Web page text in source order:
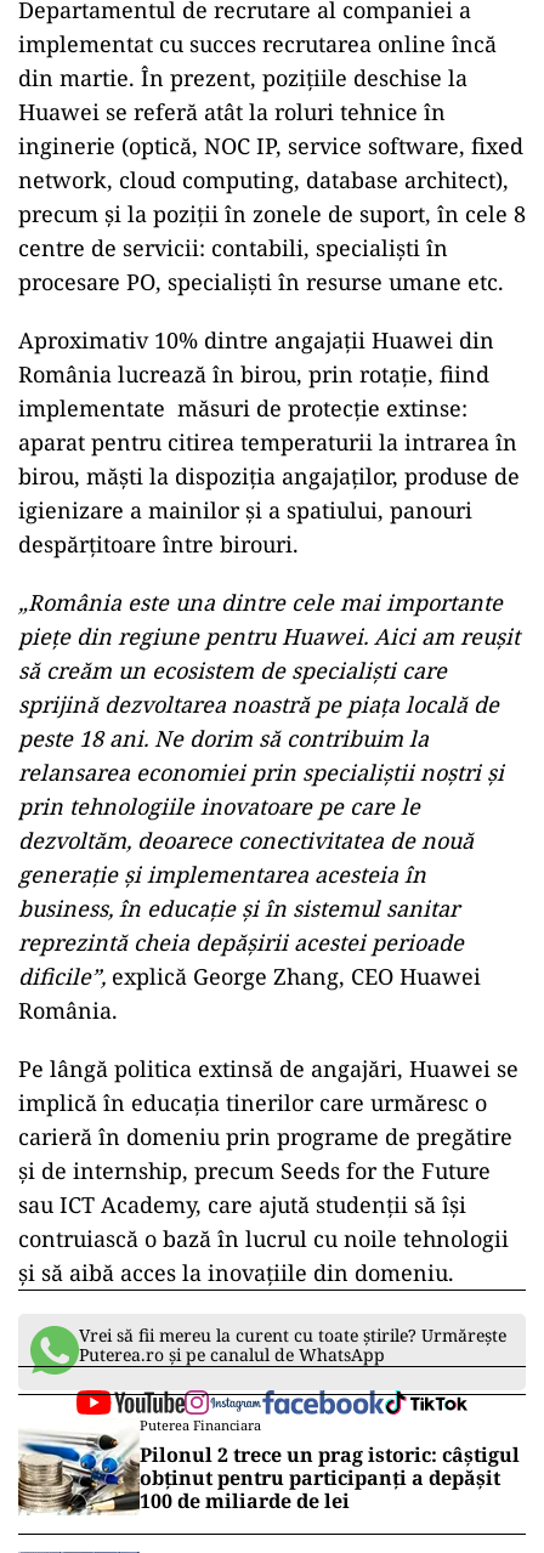
Departamentul de recrutare al companiei a
implementat cu succes recrutarea online încă
din martie. În prezent, pozițiile deschise la
Huawei se referă atât la roluri tehnice în
inginerie (optică, NOC IP, service software, fixed
network, cloud computing, database architect),
precum şi la poziții în zonele de suport, în cele 8
centre de servicii: contabili, specialişti în
procesare PO, specialiști în resurse umane etc.
Aproximativ 10% dintre angajaţii Huawei din
România lucrează în birou, prin rotaţie, fiind
implementate măsuri de protecţie extinse:
aparat pentru citirea temperaturii la intrarea în
birou, măşti la dispoziţia angajaţilor, produse de
igienizare a mainilor şi a spatiului, panouri
despărţitoare între birouri.
„România este una dintre cele mai importante
piețe din regiune pentru Huawei. Aici am reușit
să creăm un ecosistem de specialiști care
sprijină dezvoltarea noastră pe piața locală de
peste 18 ani. Ne dorim să contribuim la
relansarea economiei prin specialiștii noștri și
prin tehnologiile inovatoare pe care le
dezvoltăm, deoarece conectivitatea de nouă
generație și implementarea acesteia în
business, în educație și în sistemul sanitar
reprezintă cheia depășirii acestei perioade
dificile”, explică George Zhang, CEO Huawei
România.
Pe lângă politica extinsă de angajări, Huawei se
implică în educația tinerilor care urmăresc o
carieră în domeniu prin programe de pregătire
şi de internship, precum Seeds for the Future
sau ICT Academy, care ajută studenții să îşi
contruiască o bază în lucrul cu noile tehnologii
şi să aibă acces la inovaţiile din domeniu.
Vrei să fii mereu la curent cu toate știrile? Urmărește
Puterea.ro și pe canalul de WhatsApp
Puterea Financiara
Pilonul 2 trece un prag istoric: câștigul
obținut pentru participanți a depășit
100 de miliarde de lei